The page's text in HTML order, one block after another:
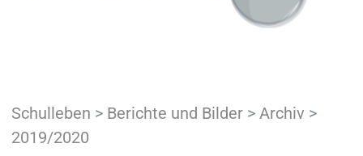
Schulleben > Berichte und Bilder> Archiv >
2019/2020